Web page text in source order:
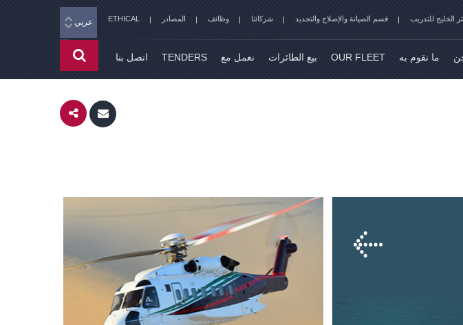
الخليج للتدريب قسم الصيانة والإصلاح والتجديد شركائنا وظائف المصادر ETHICAL عربي
ما نقوم به OUR FLEET بيع الطائرات نعمل مع TENDERS اتصل بنا